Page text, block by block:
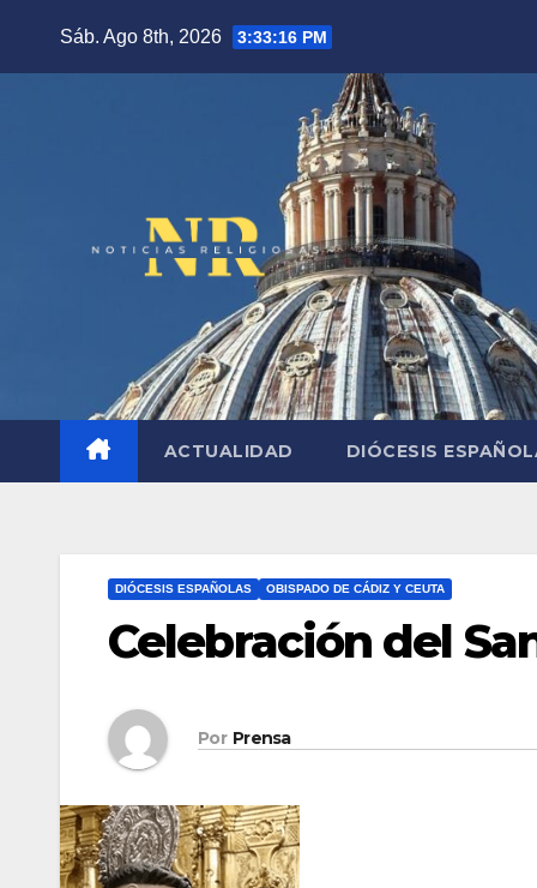
Sáb. Ago 8th, 2026 3:33:17 PM
ACTUALIDAD DIÓCESIS
DIÓCESIS ESPAÑOLAS OBISPADO DE CÁDIZ Y CEUTA
Celebración del
Por Prensa